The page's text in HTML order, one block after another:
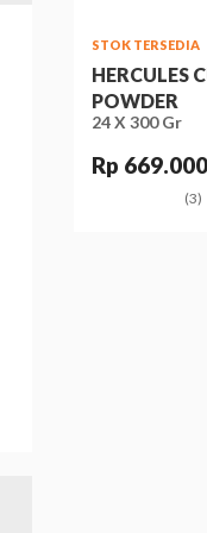
STOK TERSEDIA
HERCULES
POWDER
24 X 300 Gr
Rp 669.000
(3)